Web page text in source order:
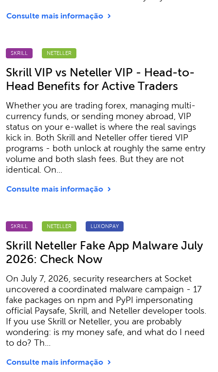
Consulte mais informação
SKRILL NETELLER
Skrill VIP vs Neteller VIP - Head-to-
Head Benefits for Active Traders
Whether you are trading forex, managing multi-
currency funds, or sending money abroad, VIP
status on your e-wallet is where the real savings
kick in. Both Skrill and Neteller offer tiered VIP
programs - both unlock at roughly the same entry
volume and both slash fees. But they are not
identical. On...
Consulte mais informação
SKRILL NETELLER LUXONPAY
Skrill Neteller Fake App Malware July
2026: Check Now
On July 7, 2026, security researchers at Socket
uncovered a coordinated malware campaign - 17
fake packages on npm and PyPI impersonating
official Paysafe, Skrill, and Neteller developer tools.
If you use Skrill or Neteller, you are probably
wondering: is my money safe, and what do I need
to do? Th...
Consulte mais informação